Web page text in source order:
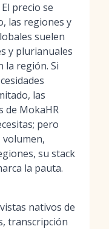
precio se
las regiones y
suelen
y plurianuales
la región. Si
las
de MokaHR
pero
su stack
la pauta.
nativos de
transcripción